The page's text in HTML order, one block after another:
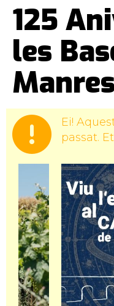
125
les
Ei!
passat.